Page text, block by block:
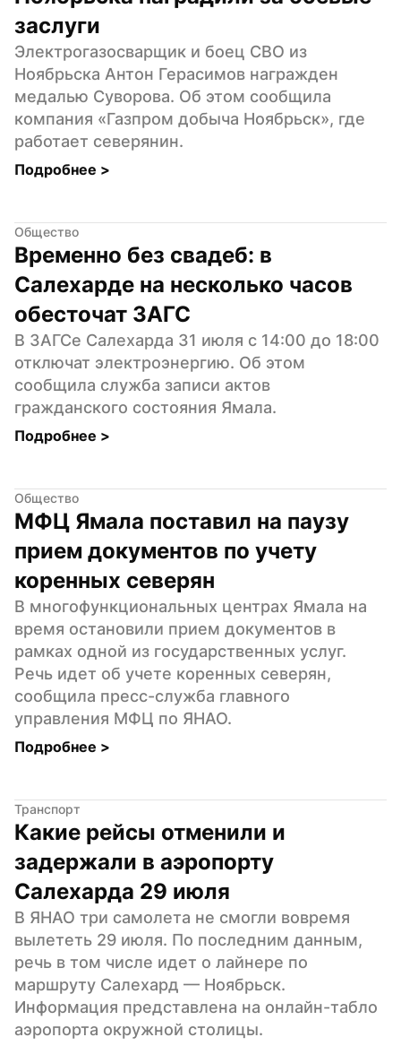
заслуги
Электрогазосварщик и боец СВО из
Ноябрьска Антон Герасимов награжден
медалью Суворова. Об этом сообщила
компания «Газпром добыча Ноябрьск», где
работает северянин.
Подробнее >
Общество
Временно без свадеб: в
Салехарде на несколько часов
обесточат ЗАГС
В ЗАГСе Салехарда 31 июля с 14:00 до 18:00
отключат электроэнергию. Об этом
сообщила служба записи актов
гражданского состояния Ямала.
Подробнее >
Общество
МФЦ Ямала поставил на паузу
прием документов по учету
коренных северян
В многофункциональных центрах Ямала на
время остановили прием документов в
рамках одной из государственных услуг.
Речь идет об учете коренных северян,
сообщила пресс-служба главного
управления МФЦ по ЯНАО.
Подробнее >
Транспорт
Какие рейсы отменили и
задержали в аэропорту
Салехарда 29 июля
В ЯНАО три самолета не смогли вовремя
вылететь 29 июля. По последним данным,
речь в том числе идет о лайнере по
маршруту Салехард — Ноябрьск.
Информация представлена на онлайн-табло
аэропорта окружной столицы.